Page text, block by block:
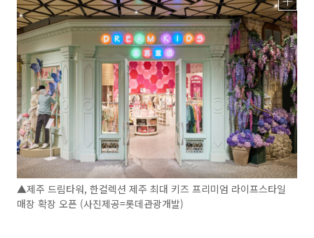
▲제주 드림타워, 한컬렉션 제주 최대 키즈 프리미엄 라이프스타일
매장 확장 오픈 (사진제공=롯데관광개발)